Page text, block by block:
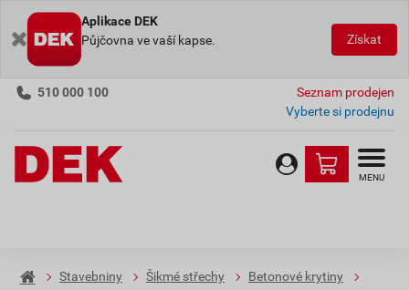
Aplikace DEK
Půjčovna ve vaší kapse.
Získat
510 000 100
Seznam prodejen
Vyberte si prodejnu
MENU
Stavebniny Šikmé střechy
Betonové krytiny